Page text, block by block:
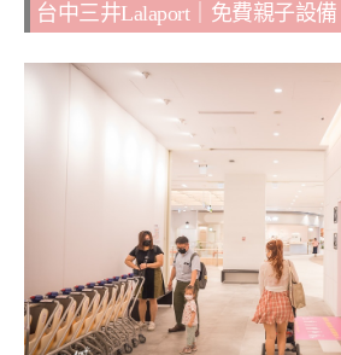
台中三井Lalaport｜免費親子設備